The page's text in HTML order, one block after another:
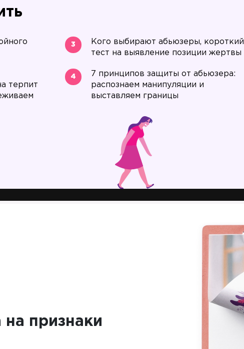
терпит
3
Кого выбирают абьюзеры, короткий
тест на выявление позиции жертвы
4
7 принципов защиты от абьюзера:
распознаем манипуляции и
выставляем границы
на признаки